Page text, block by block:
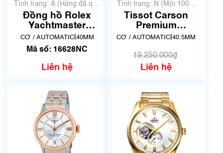
Tình trạng: A (Hàng đã qua
sử dụng nhưng rất đẹp,
không có xước)
Đồng hồ Rolex
Yachtmaster
16628NC
CƠ / AUTOMATIC| 40MM
Mã số: 16628NC
Liên hệ
Tình trạng: N (Mới 100%
chưa qua sử dụng)
Tissot Carson
Premium
Powermatic 80
| New
CƠ / AUTOMATIC 40.5MM
19.250.000₫
Liên hệ